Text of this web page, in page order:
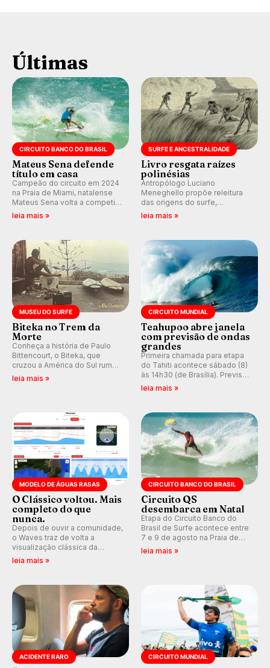
Últimas
CIRCUITO BANCO DO BRASIL
Mateus Sena defende
título em casa
Campeão do circuito em 2024
na Praia de Miami, natalense
Mateus Sena volta a competir
em casa em busca de manter a
hegemonia potiguar em etapa
leia mais »
SURFE E ANCESTRALIDADE
Livro resgata raízes
polinésias
Antropólogo Luciano
Meneghello propõe releitura
das origens do surfe,
resgatando a cultura polinésia
e questionando a visão
prática em esporte e indústria.
leia mais »
MUSEU DO SURFE
Biteka no Trem da
Morte
Conheça a história de Paulo
Bittencourt, o Biteka, que
cruzou a América do Sul rumo
ao Pacífico em uma jornada
que se tornou um marco de
leia mais »
CIRCUITO MUNDIAL
Teahupoo abre janela
com previsão de ondas
grandes
Primeira chamada para etapa
do Tahiti acontece sábado (8)
às 14h30 (de Brasília). Previsão
indica swell consistente.
Medina embarca para evento e
Kelly Slater convidado.
leia mais »
MODELO DE ÁGUAS RASAS
O Clássico voltou. Mais
completo do que
nunca.
Depois de ouvir a comunidade,
o Waves traz de volta a
visualização clássica da
previsão de águas rasas,
agora integrada à nova
ondas para até 16 dias.
leia mais »
CIRCUITO BANCO DO BRASIL
Circuito QS
desembarca em Natal
Etapa do Circuito Banco do
Brasil de Surfe acontece entre
7 e 9 de agosto na Praia de
Miami (RN), em disputas
válidas pelo Qualifying Series
leia mais »
ACIDENTE RARO CIRCUITO MUNDIAL